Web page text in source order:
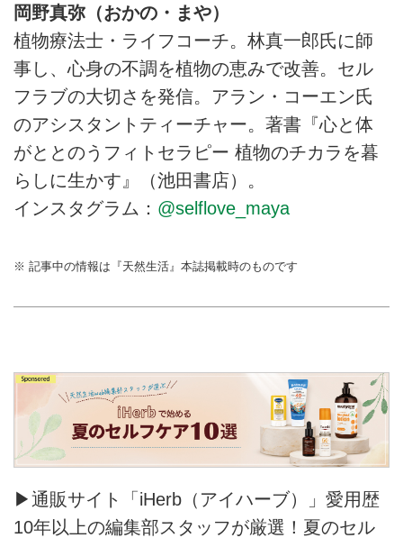
岡野真弥（おかの・まや）
植物療法士・ライフコーチ。林真一郎氏に師
事し、心身の不調を植物の恵みで改善。セル
フラブの大切さを発信。アラン・コーエン氏
のアシスタントティーチャー。著書『心と体
がととのうフィトセラピー 植物のチカラを暮
らしに生かす』（池田書店）。
インスタグラム： @selflove_maya
※ 記事中の情報は『天然生活』本誌掲載時のものです
▶通販サイト「iHerb（アイハーブ）」愛用歴
10年以上の編集部スタッフが厳選！夏のセル